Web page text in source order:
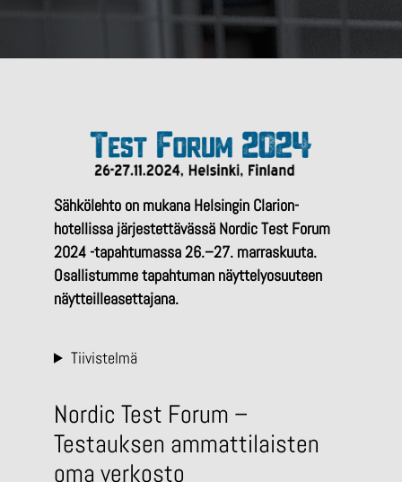
Sähkölehto on mukana Helsingin Clarion-
hotellissa järjestettävässä Nordic Test Forum
2024 -tapahtumassa 26.–27. marraskuuta.
Osallistumme tapahtuman näyttelyosuuteen
näytteilleasettajana.
Tiivistelmä
Nordic Test Forum –
Testauksen ammattilaisten
oma verkosto